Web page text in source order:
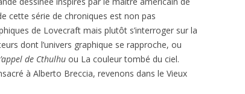
cette série de chroniques est non pas
de Lovecraft mais plutôt s’interroger sur la
dont l’univers graphique se rapproche, ou
de Cthulhu ou La couleur tombé du ciel.
à Alberto Breccia, revenons dans le Vieux